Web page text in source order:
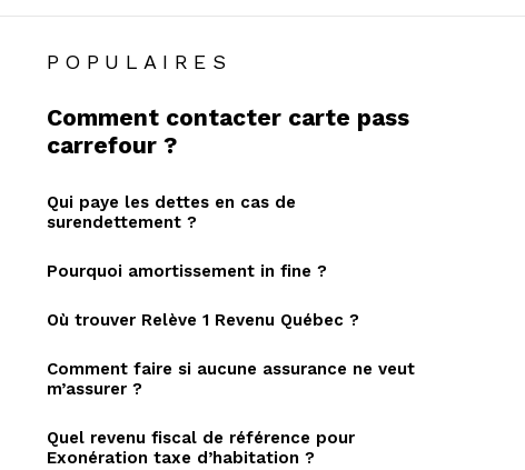
POPULAIRES
Comment contacter carte pass
carrefour ?
Qui paye les dettes en cas de
surendettement ?
Pourquoi amortissement in fine ?
Où trouver Relève 1 Revenu Québec ?
Comment faire si aucune assurance ne veut
m’assurer ?
Quel revenu fiscal de référence pour
Exonération taxe d’habitation ?